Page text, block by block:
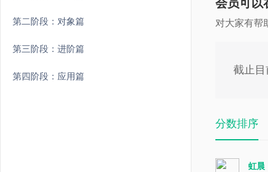
第二阶段：对象篇
第三阶段：进阶篇
第四阶段：应用篇
会员可以
对大家有帮
截止
分数排序
虹晨